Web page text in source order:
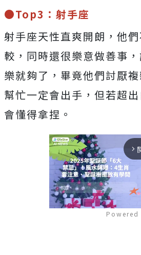
●Top3：射手座
射手座天性直爽開朗，他
較，同時還很樂意做善事
樂就夠了，畢竟他們討厭
幫忙一定會出手，但若超
會懂得拿捏。
arrow_forward_ios
Powered